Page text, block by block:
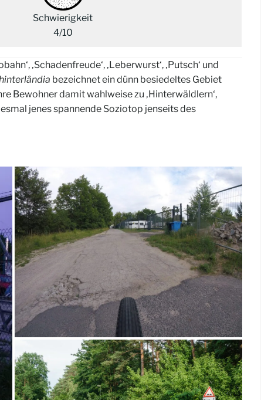
Schwierigkeit
4/10
‚Schadenfreude‘, ‚Leberwurst‘, ‚Putsch‘ und
bezeichnet ein dünn besiedeltes Gebiet
Bewohner damit wahlweise zu ‚Hinterwäldlern‘,
jenes spannende Soziotop jenseits des